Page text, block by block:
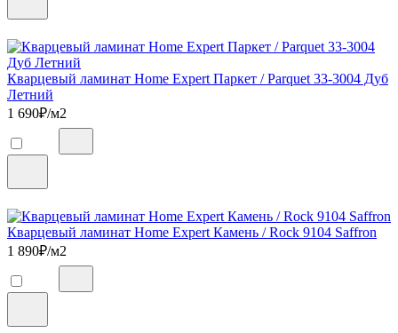
Кварцевый ламинат Home Expert Паркет / Parquet 33-3004 Дуб
Летний
1 690₽/м2
Кварцевый ламинат Home Expert Камень / Rock 9104 Saffron
1 890₽/м2